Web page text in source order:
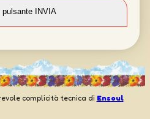
complicità tecnica di Ensoul